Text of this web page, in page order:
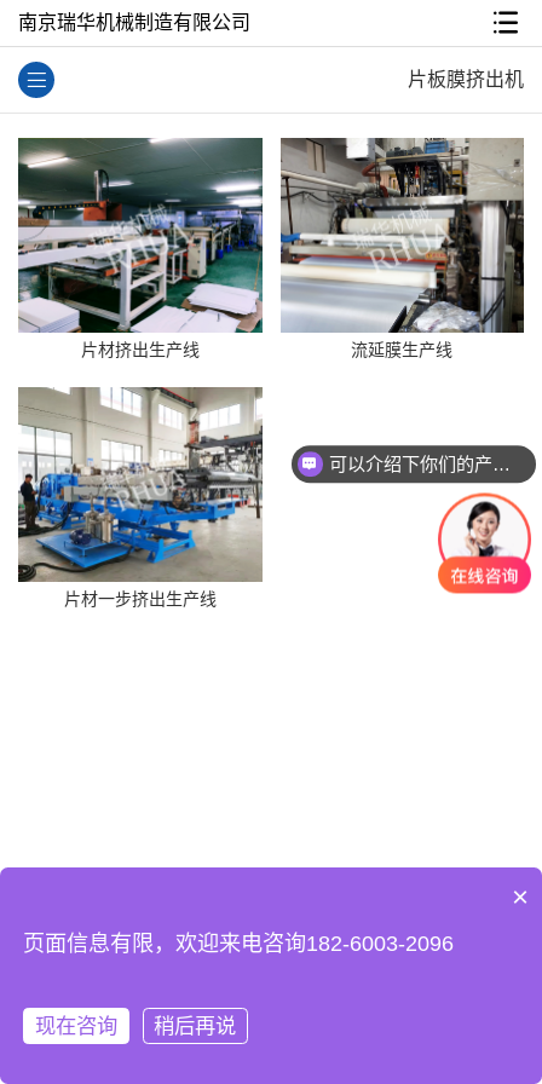
南京瑞华机械制造有限公司
片板膜挤出机
片材挤出生产线 流延膜生产线
片材一步挤出生产线
可以介绍下你们的产品么？
×
页面信息有限，欢迎来电咨询182-6003-2096
现在咨询
稍后再说
在线咨询